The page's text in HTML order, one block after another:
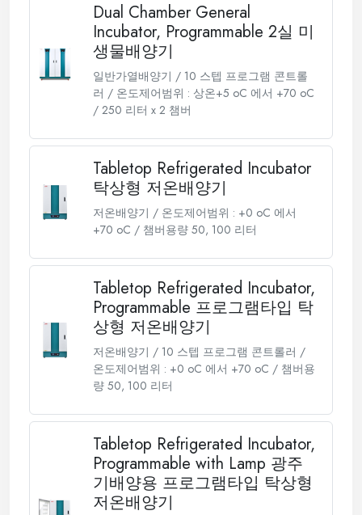
Dual Chamber General
Incubator, Programmable 2실 미
생물배양기
일반가열배양기 / 10 스텝 프로그램 콘트롤
러 / 온도제어범위 : 상온+5 oC 에서 +70 oC
/ 250 리터 x 2 챔버
Tabletop Refrigerated Incubator
탁상형 저온배양기
저온배양기 / 온도제어범위 : +0 oC 에서
+70 oC / 챔버용량 50, 100 리터
Tabletop Refrigerated Incubator,
Programmable 프로그램타입 탁
상형 저온배양기
저온배양기 / 10 스텝 프로그램 콘트롤러 /
온도제어범위 : +0 oC 에서 +70 oC / 챔버용
량 50, 100 리터
Tabletop Refrigerated Incubator,
Programmable with Lamp 광주
기배양용 프로그램타입 탁상형
저온배양기